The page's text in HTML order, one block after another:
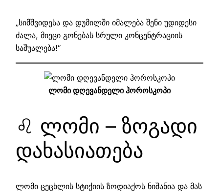
„სიმშვიდესა და დუმილში იმალება შენი უდიდესი
ძალა, მიეცი გონებას სრული კონცენტრაციის
საშუალება!“
ლომი დღევანდელი ჰოროსკოპი
♌ ლომი – ზოგადი
დახასიათება
ლომი ცეცხლის სტიქიის ზოდიაქოს ნიშანია და მას